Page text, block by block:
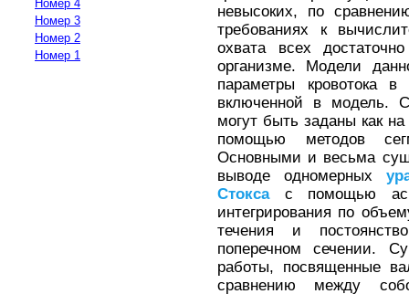
Номер 4
Номер 3
Номер 2
Номер 1
невысоких, по
требованиях к
охвата всех
организме. Модели
параметры кровотока
включенной в модель.
могут быть заданы как
помощью методов
Основными и весьма
выводе одномерных
Стоксас помощью
интегрирования по
течения и
поперечном сечении.
работы, посвященные
сравнению между